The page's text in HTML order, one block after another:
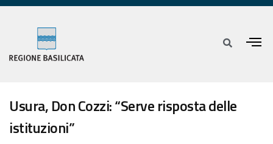
Usura, Don Cozzi: “Serve risposta delle
istituzioni”